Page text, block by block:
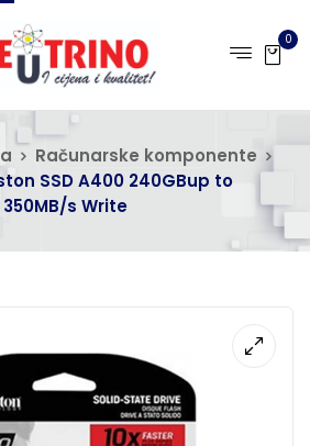
0
Računarske komponente
SSD A400 240GBup to
s Write